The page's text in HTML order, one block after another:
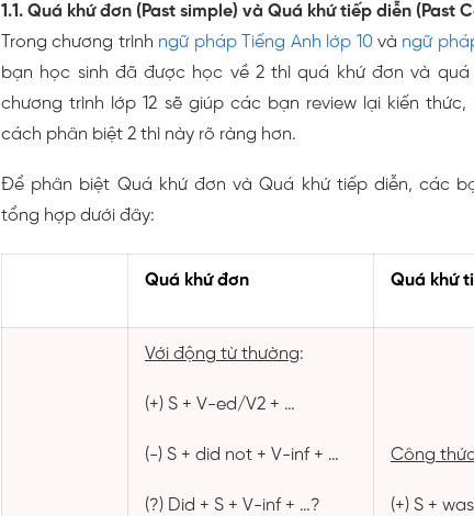
1.1. Quá khứ đơn (Past simple) và Quá khứ tiếp diễn (Past
Trong chương trình ngữ pháp Tiếng Anh lớp 10và ngữ
bạn học sinh đã được học về 2 thì quá khứ đơn và quá
chương trình lớp 12 sẽ giúp các bạn review lại kiến
cách phân biệt 2 thì này rõ ràng hơn.
Để phân biệt Quá khứ đơn và Quá khứ tiếp diễn, các
tổng hợp dưới đây:
Quá khứ đơn Quá khứ
Với động từ thường:
(+) S + V-ed/V2 + …
(-) S + did not + V-inf + …
(?) Did + S + V-inf + …?
Công
(+) S +